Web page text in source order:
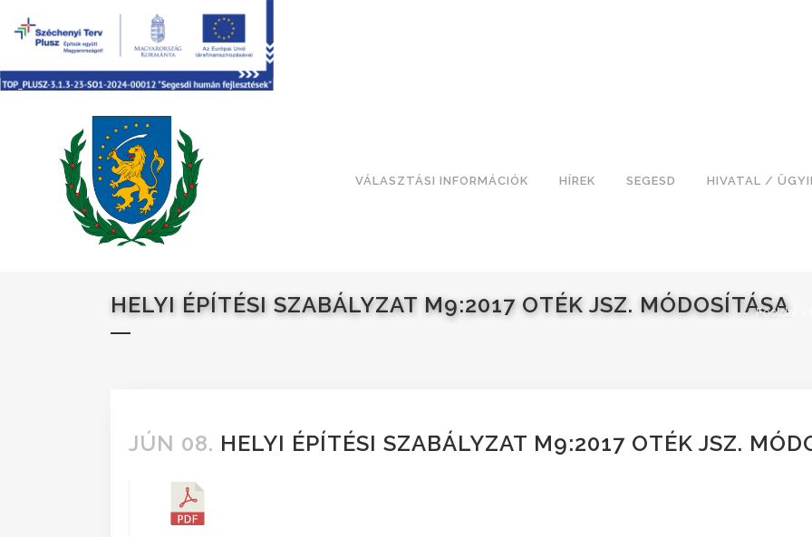
VÁLASZTÁSI INFORMÁCIÓK HÍREK SEGESD HIVATAL /
HELYI ÉPÍTÉSI SZABÁLYZAT M9:2017 OTÉK JSZ. MÓDOSÍTÁSA
Főoldal
JÚN 08. HELYI ÉPÍTÉSI SZABÁLYZAT M9:2017 OTÉK JSZ.